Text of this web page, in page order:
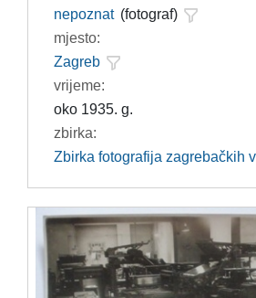
nepoznat (fotograf)
mjesto:
Zagreb
vrijeme:
oko 1935. g.
zbirka:
Zbirka fotografija zagrebačkih